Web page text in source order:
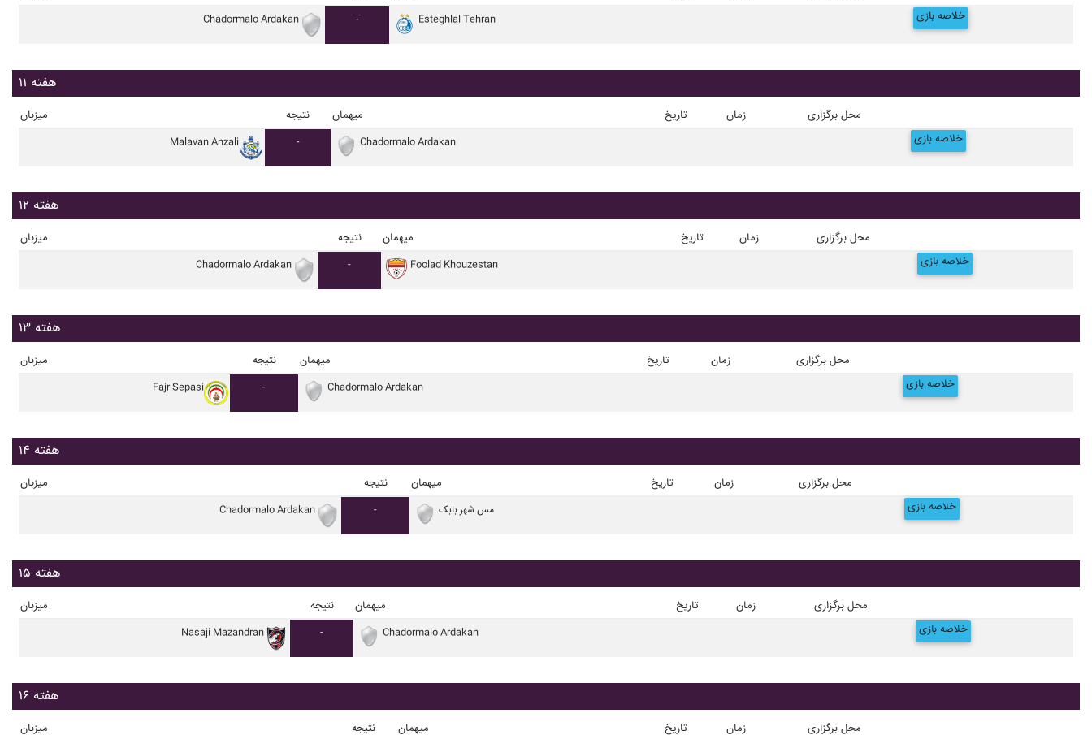
Chadormalo Ardakan - Esteghlal Tehran خلاصه بازی
هفته ۱۱
میزبان نتیجه میهمان تاریخ زمان محل برگزاری
Malavan Anzali - Chadormalo Ardakan خلاصه بازی
هفته ۱۲
میزبان نتیجه میهمان تاریخ زمان محل برگزاری
Chadormalo Ardakan - Foolad Khouzestan خلاصه بازی
هفته ۱۳
میزبان نتیجه میهمان تاریخ زمان محل برگزاری
Fajr Sepasi - Chadormalo Ardakan خلاصه بازی
هفته ۱۴
میزبان نتیجه میهمان تاریخ زمان محل برگزاری
Chadormalo Ardakan - مس شهر بابک خلاصه بازی
هفته ۱۵
میزبان نتیجه میهمان تاریخ زمان محل برگزاری
Nasaji Mazandran - Chadormalo Ardakan خلاصه بازی
هفته ۱۶
میزبان نتیجه میهمان تاریخ زمان محل برگزاری